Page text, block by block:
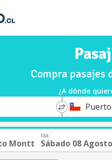
Compra pasajes
¿A dónde
*
Destino
Montt
Ida
Sábado 08 Agosto